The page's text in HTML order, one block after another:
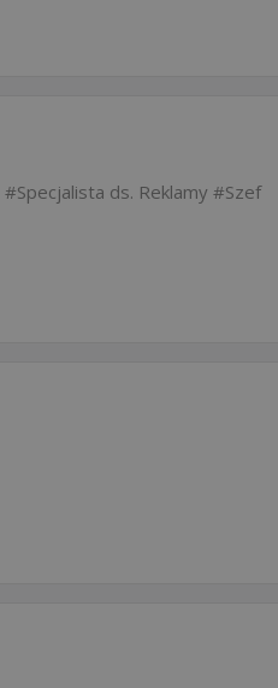
Specjalista ds. Reklamy
Szef